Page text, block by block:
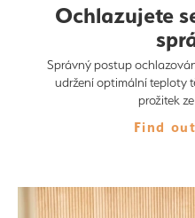
Ochlazujete
Správný postup
udržení optimální teploty
prožitek
Find